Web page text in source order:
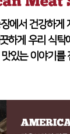
에서 건강하게
하게 우리 식탁
있는 이야기를